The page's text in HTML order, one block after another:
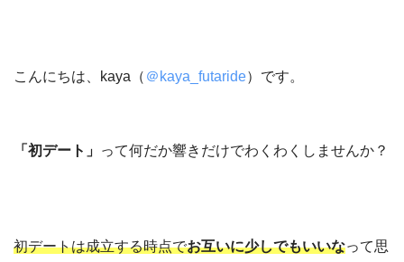
こんにちは、kaya（ ＠kaya_futaride）です。
「初デート」 って何だか響きだけでわくわくしませんか？
初デートは成立する時点でお互いに少しでもいいなって思